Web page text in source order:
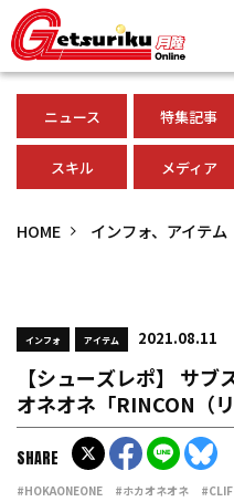
ニュース 特集記事
スキル メディア
HOME インフォ、アイテム
インフォ アイテム 2021.08.11
【シューズレポ】 サ
オネオネ「RINCON（
#HOKAONEONE #ホカオネオネ
SHARE